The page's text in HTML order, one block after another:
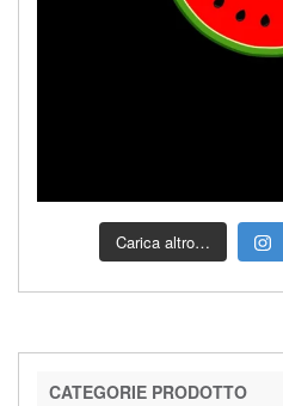
Carica altro…
CATEGORIE PRODOTTO